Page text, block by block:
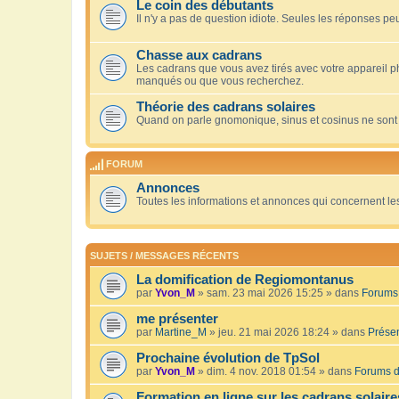
Le coin des débutants
Il n'y a pas de question idiote. Seules les réponses
Chasse aux cadrans
Les cadrans que vous avez tirés avec votre appareil
manqués ou que vous recherchez.
Théorie des cadrans solaires
Quand on parle gnomonique, sinus et cosinus ne
FORUM
Annonces
Toutes les informations et annonces qui concernent
SUJETS / MESSAGES RÉCENTS
La domification de Regiomontanus
par Yvon_M » sam. 23 mai 2026 15:25 » dans
me présenter
par Martine_M » jeu. 21 mai 2026 18:24 » dans
Prochaine évolution de TpSol
par Yvon_M » dim. 4 nov. 2018 01:54 » dans Forums